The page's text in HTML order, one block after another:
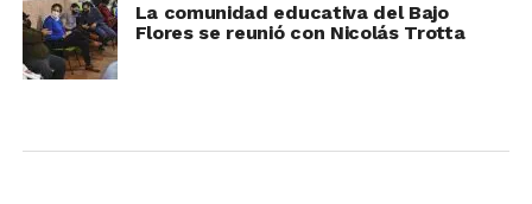
La comunidad educativa del Bajo
Flores se reunió con Nicolás Trotta